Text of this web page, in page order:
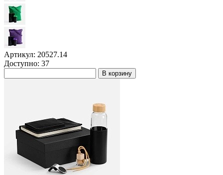
Артикул: 20527.14
Доступно: 37
В корзину